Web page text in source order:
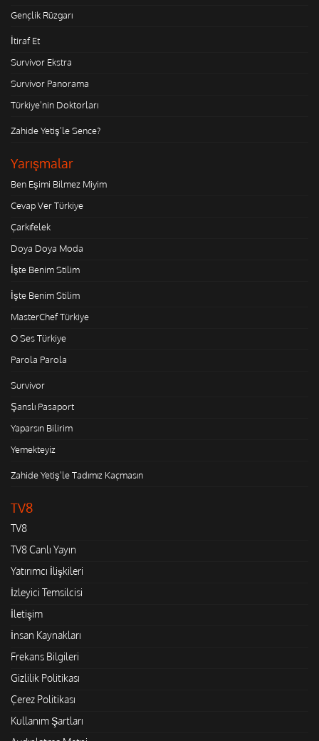
Gençlik Rüzgarı
İtiraf Et
Survivor Ekstra
Survivor Panorama
Türkiye'nin Doktorları
Zahide Yetiş'le Sence?
Yarışmalar
Ben Eşimi Bilmez Miyim
Cevap Ver Türkiye
Çarkıfelek
Doya Doya Moda
İşte Benim Stilim
İşte Benim Stilim
MasterChef Türkiye
O Ses Türkiye
Parola Parola
Survivor
Şanslı Pasaport
Yaparsın Bilirim
Yemekteyiz
Zahide Yetiş'le Tadımız Kaçmasın
TV8
TV8
TV8 Canlı Yayın
Yatırımcı İlişkileri
İzleyici Temsilcisi
İletişim
İnsan Kaynakları
Frekans Bilgileri
Gizlilik Politikası
Çerez Politikası
Kullanım Şartları